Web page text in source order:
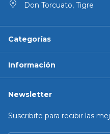
Don Torcuato, Tigre
Categorías
Información
Newsletter
Suscribite para recibir las